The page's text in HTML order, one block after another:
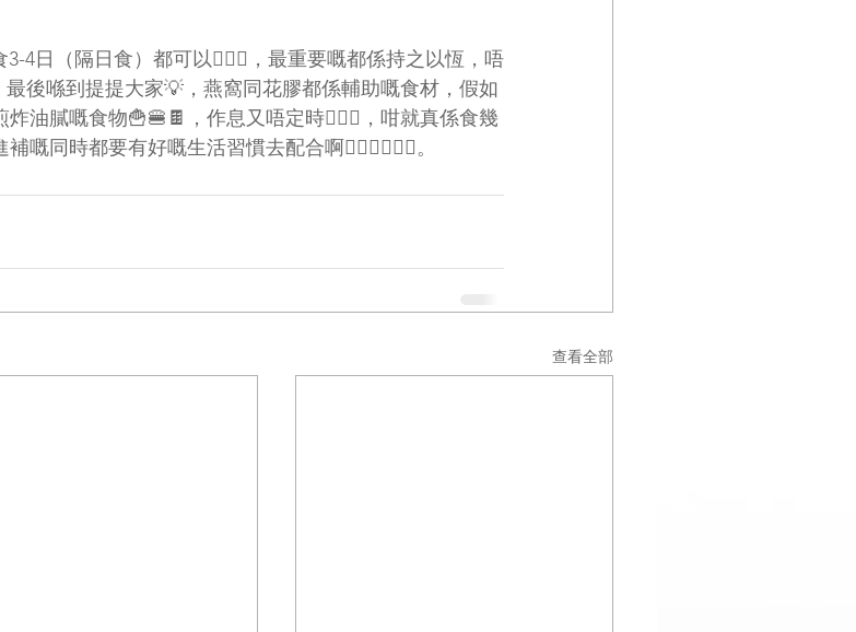
4日（隔日食）都可以💁🏻‍♀️，最重要嘅都係持之以恆，唔
最後喺到提提大家💡，燕窩同花膠都係輔助嘅食材，假如
油膩嘅食物🍟🍔🍫，作息又唔定時🙍🏻‍♀️，咁就真係食幾
嘅同時都要有好嘅生活習慣去配合啊🏃🏻‍♀️🏃🏻‍♂️。
查看全部